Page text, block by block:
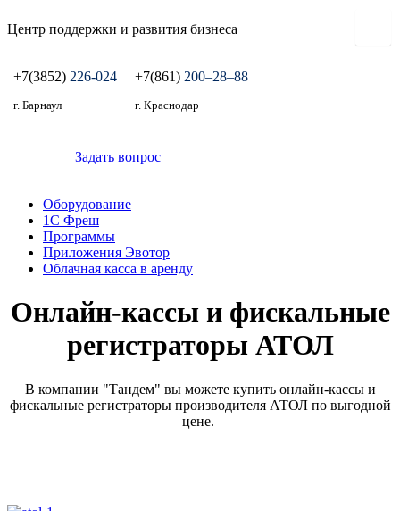
Центр поддержки и развития бизнеса
+7(3852) 226-024
г. Барнаул
+7(861) 200‒28‒88
г. Краснодар
Задать вопрос
Оборудование
1С Фреш
Программы
Приложения Эвотор
Облачная касса в аренду
Онлайн-кассы и фискальные
регистраторы АТОЛ
В компании "Тандем" вы можете купить онлайн-кассы и
фискальные регистраторы производителя АТОЛ по выгодной
цене.